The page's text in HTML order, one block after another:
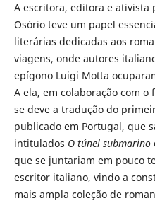
A escritora, editora e ativista
Osório teve um papel
literárias dedicadas aos
viagens, onde autores
epígono Luigi Motta
A ela, em colaboração com
se deve a tradução do
publicado em Portugal, que
intitulados O túnel submarino
que se juntariam em pouco
escritor italiano, vindo a
mais ampla coleção de